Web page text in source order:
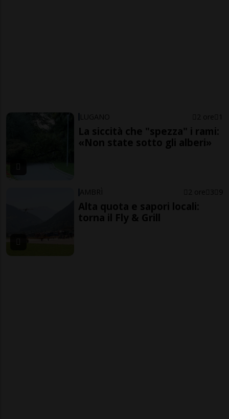
LUGANO 2 ore 1
La siccità che "spezza" i rami:
«Non state sotto gli alberi»
AMBRÌ 2 ore 3 9
Alta quota e sapori locali:
torna il Fly & Grill